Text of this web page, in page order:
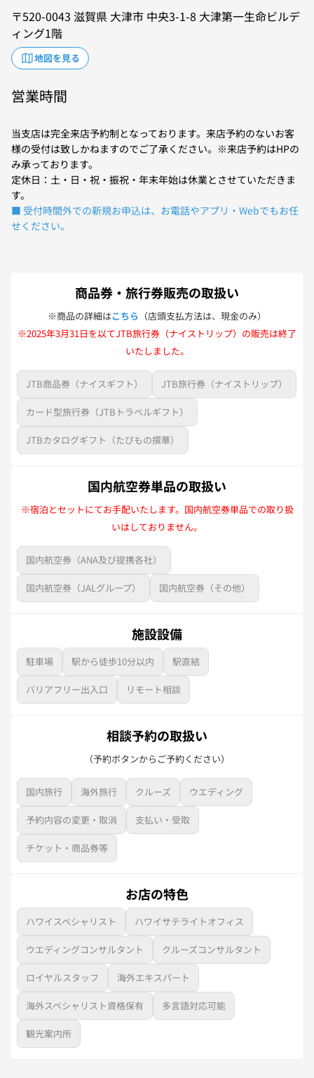
520-0043 滋賀県 大津市 中央3-1-8 大津第一生命ビルデ
ィング1階
地図を見る
営業時間
当支店は完全来店予約制となっております。来店予約のないお客
様の受付は致しかねますのでご了承ください。※来店予約はHPの
み承っております。
定休日：土・日・祝・振祝・年末年始は休業とさせていただきま
す。
■ 受付時間外での新規お申込は、お電話やアプリ・Webでもお任
せください。
商品券・旅行券販売の取扱い
※商品の詳細はこちら （店頭支払方法は、現金のみ）
※2025年3月31日を以てJTB旅行券（ナイストリップ）の販売は終了
いたしました。
JTB商品券（ナイスギフト） JTB旅行券（ナイストリップ）
カード型旅行券（JTBトラベルギフト）
JTBカタログギフト（たびもの撰華）
国内航空券単品の取扱い
※宿泊とセットにてお手配いたします。国内航空券単品での取り扱
いはしておりません。
国内航空券（ANA及び提携各社）
国内航空券（JALグループ） 国内航空券（その他）
施設設備
駐車場 駅から徒歩10分以内 駅直結
バリアフリー出入口 リモート相談
相談予約の取扱い
（予約ボタンからご予約ください）
国内旅行 海外旅行 クルーズ ウエディング
予約内容の変更・取消 支払い・受取
チケット・商品券等
お店の特色
ハワイスペシャリスト ハワイサテライトオフィス
ウエディングコンサルタント クルーズコンサルタント
ロイヤルスタッフ 海外エキスパート
海外スペシャリスト資格保有 多言語対応可能
観光案内所